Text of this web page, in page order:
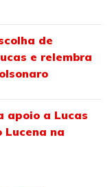
de
e relembra
apoio a Lucas
Lucena na